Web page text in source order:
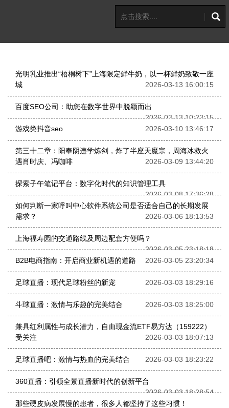
光明乳业推出“梧桐树下”上海限定鲜牛奶，以一杯鲜奶致敬一座
城
2026-03-13 16:00:15
百度SEO公司：助您在数字世界中脱颖而出
2026-03-13 10:23:15
游戏类抖音seo
2026-03-10 13:46:17
第三十二章：阳奉阴违学炼剑，炸了半座天魔宗，周海冰救火
遇肖时庆、冯咖啡
2026-03-09 13:44:20
探索子午笔记平台：数字化时代的知识管理工具
2026-03-08 17:36:28
如何判断一家呼叫中心软件系统公司是否适合自己的长期发展
需求？
2026-03-06 18:13:53
上海福寿园的交通路线及周边配套方便吗？
2026-03-05 23:18:18
B2B电商指南：开启商业新机遇的道路
2026-03-05 23:20:34
足球直播：现代足球粉丝的新宠 2026-03-03 18:29:16
斗球直播：激情与乐趣的完美结合 2026-03-03 18:25:00
兼具红利属性与成长潜力，自由现金流ETF易方达（159222）
受关注
2026-03-03 18:07:13
足球直播吧：激情与热血的完美结合 2026-03-03 18:23:22
360直播：引领全景直播新时代的创新平台
2026-03-03 18:28:54
那些硬皮病发展慢的患者，很多人都坚持了这些习惯！